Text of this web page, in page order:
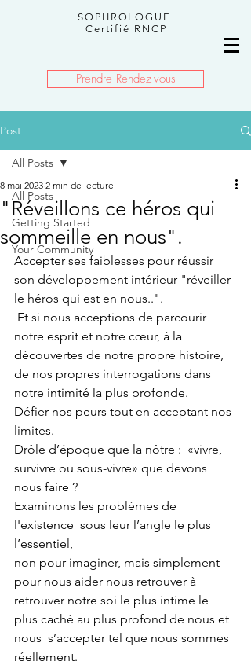
SOPHROLOGUE
Certifié RNCP
Prendre Rendez-vous
Post
All Posts
Getting Started
Your Community
All Posts
"Réveillons ce héros qui
sommeille en nous".
8 mai 2023 2 min de lecture
Accepter ses faiblesses pour réussir
son développement intérieur "réveiller
le héros qui est en nous..".
notre esprit et notre cœur, à la
découvertes de notre propre histoire,
de nos propres interrogations dans
notre intimité la plus profonde.
Défier nos peurs tout en acceptant nos
limites.
Drôle d’époque que la nôtre :  «vivre,
survivre ou sous-vivre» que devons
nous faire ?
Examinons les problèmes de
l'existence  sous leur l’angle le plus
l’essentiel,
non pour imaginer, mais simplement
pour nous aider nous retrouver à
retrouver notre soi le plus intime le
plus caché au plus profond de nous et
nous  s’accepter tel que nous sommes
réellement.